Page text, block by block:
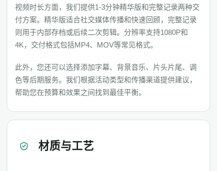
视频时长方面，我们提供1-3分钟精华版和完整记录两种交
付方案。精华版适合社交媒体传播和快速回顾，完整记录
则用于内部存档或后续二次剪辑。分辨率支持1080P和
4K，交付格式包括MP4、MOV等常见格式。
此外，您还可以选择添加字幕、背景音乐、片头片尾、调
色等后期服务。我们根据活动类型和传播渠道提供建议，
帮助您在预算和效果之间找到最佳平衡。
材质与工艺